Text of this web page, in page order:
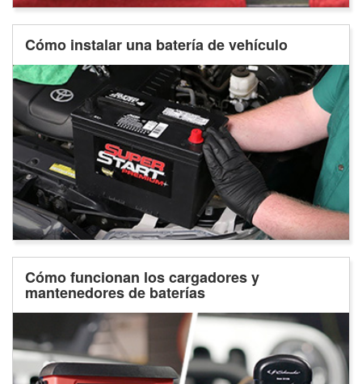
Cómo instalar una batería de vehículo
Cómo funcionan los cargadores y
mantenedores de baterías